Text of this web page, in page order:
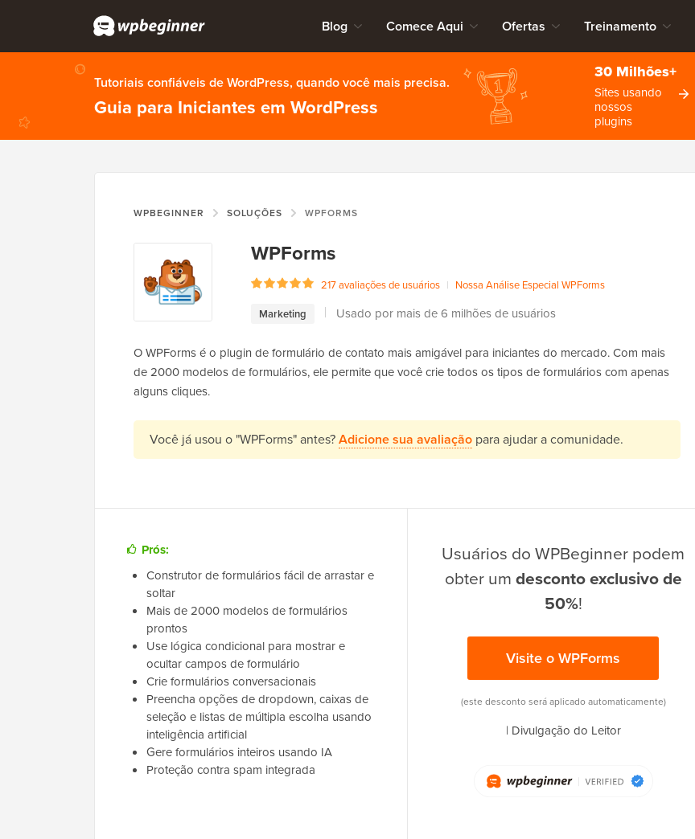
Blog Comece Aqui Ofertas Treinamento
Tutoriais confiáveis de WordPress, quando você mais precisa.
Guia para Iniciantes em WordPress
30 Milhões+
Sites usando
nossos
plugins
WPBEGINNER SOLUÇÕES WPFORMS
WPForms
217 avaliações de usuários | Nossa Análise Especial WPForms
Marketing Usado por mais de 6 milhões de usuários
O WPForms é o plugin de formulário de contato mais amigável para iniciantes do mercado. Com mais
de 2000 modelos de formulários, ele permite que você crie todos os tipos de formulários com apenas
alguns cliques.
Você já usou o "WPForms" antes?Adicione sua avaliação para ajudar a comunidade.
Prós:
Construtor de formulários fácil de arrastar e
soltar
Mais de 2000 modelos de formulários
prontos
Use lógica condicional para mostrar e
ocultar campos de formulário
Crie formulários conversacionais
Preencha opções de dropdown, caixas de
seleção e listas de múltipla escolha usando
inteligência artificial
Gere formulários inteiros usando IA
Proteção contra spam integrada
Usuários do WPBeginner podem
obter um desconto exclusivo de
50%!
Visite o WPForms
(este desconto será aplicado automaticamente)
| Divulgação do Leitor